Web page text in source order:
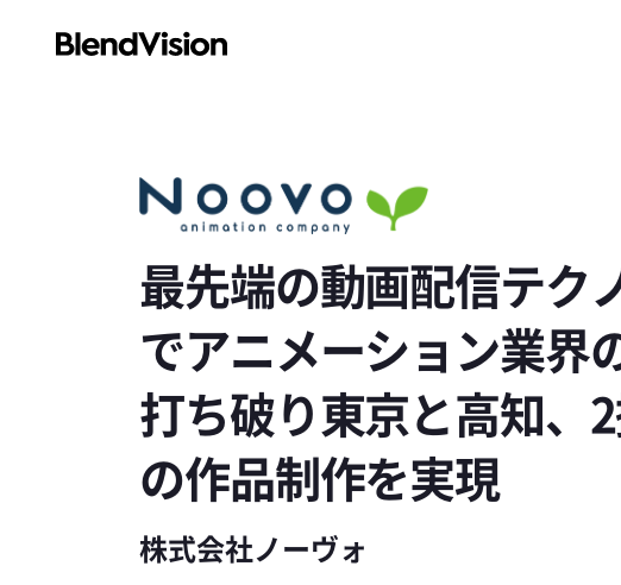
最先端の動画配信テク
でアニメーション業界
打ち破り東京と高知、
の作品制作を実現
株式会社ノーヴォ